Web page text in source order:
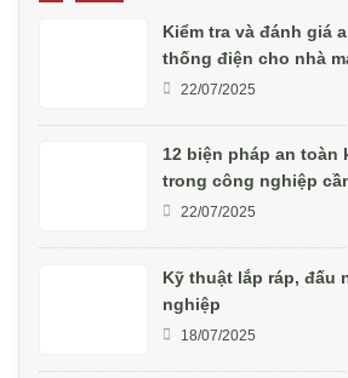
Kiểm tra và đánh giá
thống điện cho nhà
22/07/2025
12 biện pháp an toàn
trong công nghiệp
22/07/2025
Kỹ thuật lắp ráp, đấu
nghiệp
18/07/2025